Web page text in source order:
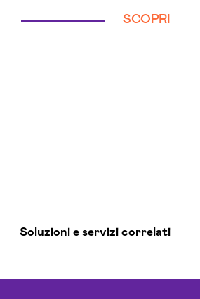
SCOPRI
Soluzioni e servizi correlati
Aziende Intelligenza Artificiale